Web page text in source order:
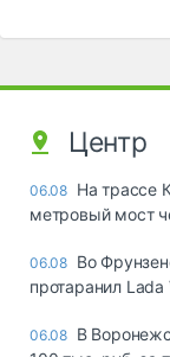
Центр
06.08 На трассе
метровый мост
06.08 Во
протаранил Lada
06.08 В